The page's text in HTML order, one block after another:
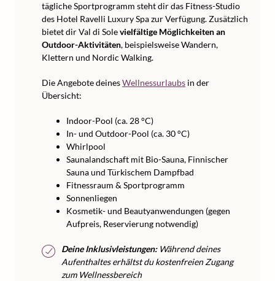
tägliche Sportprogramm steht dir das Fitness-Studio
des Hotel Ravelli Luxury Spa zur Verfügung. Zusätzlich
bietet dir Val di Solevielfältige Möglichkeiten an
Outdoor-Aktivitäten, beispielsweise Wandern,
Klettern und Nordic Walking.
Die Angebote deinesWellnessurlaubs in der
Übersicht:
Indoor-Pool (ca. 28 °C)
In- und Outdoor-Pool (ca. 30 °C)
Whirlpool
Saunalandschaft mit Bio-Sauna, Finnischer
Sauna und Türkischem Dampfbad
Fitnessraum & Sportprogramm
Sonnenliegen
Kosmetik- und Beautyanwendungen (gegen
Aufpreis, Reservierung notwendig)
Deine Inklusivleistungen:Während deines
Aufenthaltes erhältst du kostenfreien Zugang
zum Wellnessbereich